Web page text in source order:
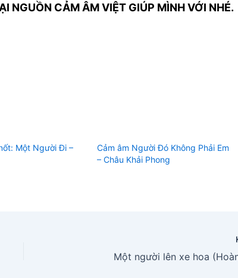
NGUỒN CẢM ÂM VIỆT GIÚP MÌNH VỚI NHÉ.
Một Người Đi –
Cảm âm Người Đó Không Phải Em
– Châu Khải Phong
Một người lên xe hoa